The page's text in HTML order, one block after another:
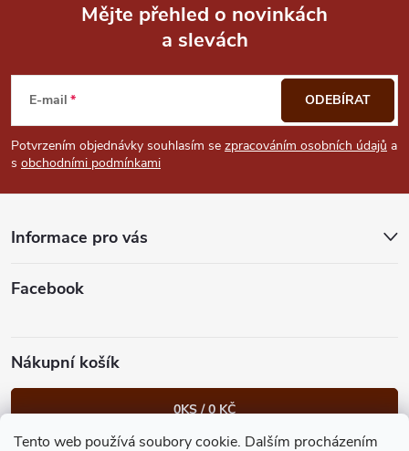
Tento web používá soubory cookie. Dalším procházením
p
a
Mějte přehled o novinkách
a slevách
E-mail
Potvrzením objednávky souhlasím se zpracováním osobních údajů a
s obchodními podmínkami
ODEBÍRAT
Informace pro vás
Facebook
Nákupní košík
0KS /0 KČ